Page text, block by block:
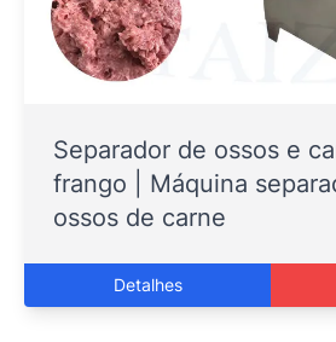
Separador de ossos e
frango | Máquina
ossos de carne
Detalhes